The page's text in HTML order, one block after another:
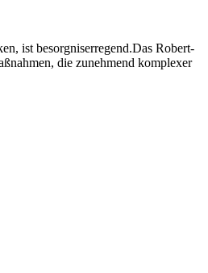
ist besorgniserregend.Das Robert-
die zunehmend komplexer